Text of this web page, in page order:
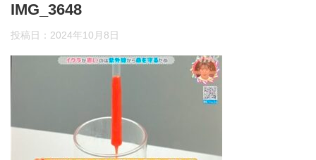
IMG_3648
投稿日： 2024年10月8日